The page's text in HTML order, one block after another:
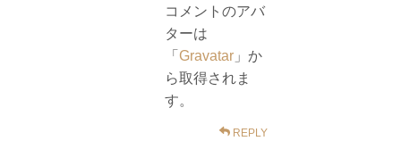
コメントのアバ
ターは
「 Gravatar 」か
ら取得されま
す。
REPLY